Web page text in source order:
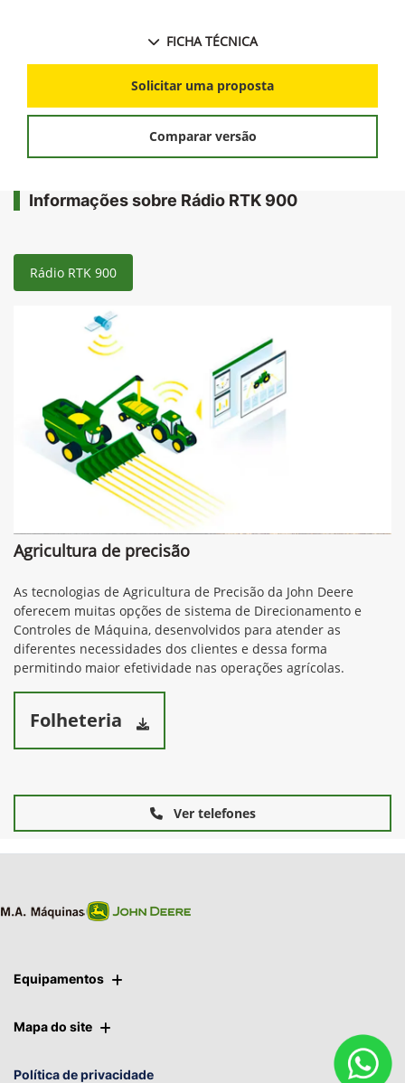
FICHA TÉCNICA
Solicitar uma proposta
Comparar versão
Informações sobre Rádio RTK 900
Rádio RTK 900
Agricultura de precisão
As tecnologias de Agricultura de Precisão da John Deere
oferecem muitas opções de sistema de Direcionamento e
Controles de Máquina, desenvolvidos para atender as
diferentes necessidades dos clientes e dessa forma
permitindo maior efetividade nas operações agrícolas.
Folheteria
Ver telefones
Equipamentos
Mapa do site
Política de privacidade